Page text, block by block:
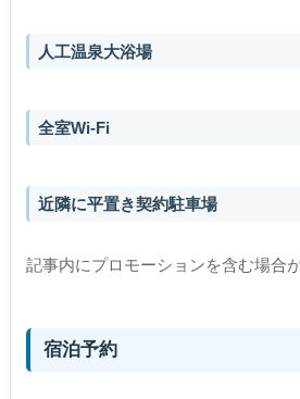
人工温泉大浴場
全室Wi-Fi
近隣に平置き契約駐車場
記事内にプロモーションを含む場合
宿泊予約